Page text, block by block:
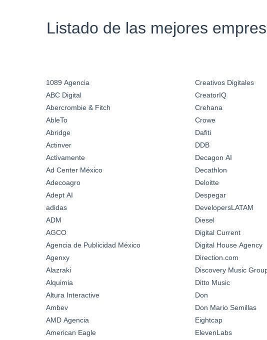
Listado de las mejores
1089 Agencia
ABC Digital
Abercrombie & Fitch
AbleTo
Abridge
Actinver
Activamente
Ad Center México
Adecoagro
Adept AI
adidas
ADM
AGCO
Agencia de Publicidad México
Agenxy
Alazraki
Alquimia
Altura Interactive
Ambev
AMD Agencia
American Eagle
Creativos Digitales
CreatorIQ
Crehana
Crowe
Dafiti
DDB
Decagon AI
Decathlon
Deloitte
Despegar
DevelopersLATAM
Diesel
Digital Current
Digital House Agency
Direction.com
Discovery Music
Ditto Music
Don
Don Mario Semillas
Eightcap
ElevenLabs